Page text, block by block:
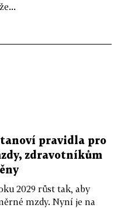
pravidla pro
zdravotníkům
2029 růst tak, aby
mzdy. Nyní je na